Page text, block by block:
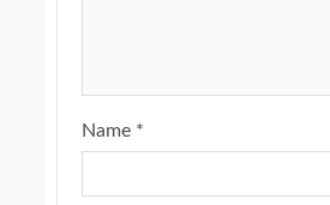
Name *